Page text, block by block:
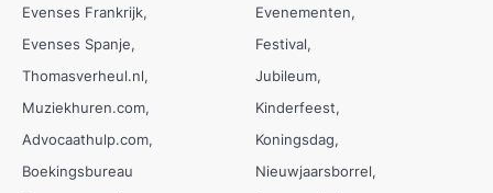
Evenses Frankrijk
Evenses Spanje
Thomasverheul.nl
Muziekhuren.com
Advocaathulp.com
Boekingsbureau
Evenementen
Festival
Jubileum
Kinderfeest
Koningsdag
Nieuwjaarsborrel